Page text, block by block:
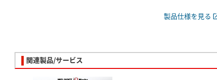
製品仕様を見る
関連製品/サービス